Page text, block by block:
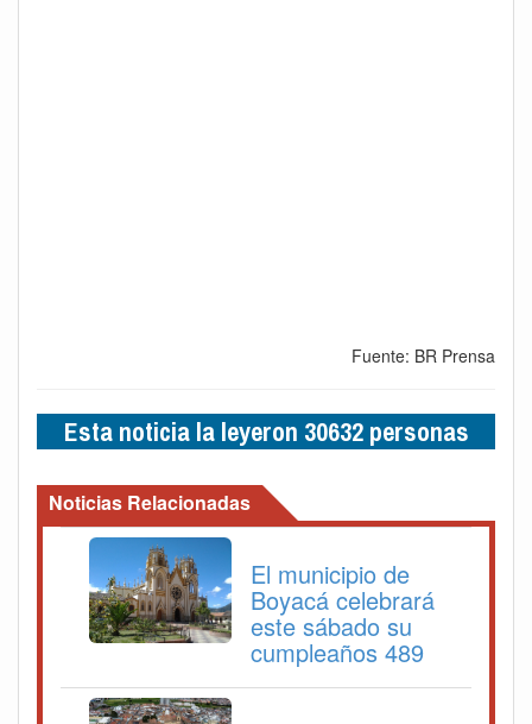
Fuente: BR Prensa
Esta noticia la leyeron 30632 personas
Noticias Relacionadas
El municipio de
Boyacá celebrará
este sábado su
cumpleaños 489